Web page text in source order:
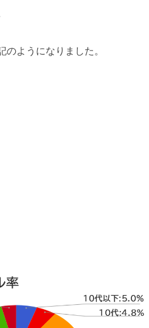
ようになりました。